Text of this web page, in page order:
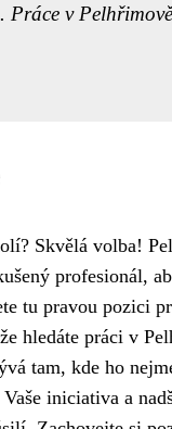
Práce v
Skvělá volba!
profesionál,
tu pravou pozici
hledáte práci v
tam, kde ho
iniciativa a